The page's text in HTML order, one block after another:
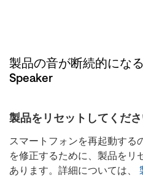
製品の音が断続的になる
Speaker
製品をリセットしてくださ
スマートフォンを再起動する
を修正するために、製品をリ
あります。詳細については、